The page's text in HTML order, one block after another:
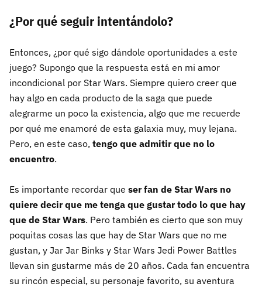
¿Por qué seguir intentándolo?
Entonces, ¿por qué sigo dándole oportunidades a este
juego? Supongo que la respuesta está en mi amor
incondicional por Star Wars. Siempre quiero creer que
hay algo en cada producto de la saga que puede
alegrarme un poco la existencia, algo que me recuerde
por qué me enamoré de esta galaxia muy, muy lejana.
Pero, en este caso, tengo que admitir que no lo
encuentro.
Es importante recordar que ser fan de Star Wars no
quiere decir que me tenga que gustar todo lo que hay
que de Star Wars. Pero también es cierto que son muy
poquitas cosas las que hay de Star Wars que no me
gustan, y Jar Jar Binks y Star Wars Jedi Power Battles
llevan sin gustarme más de 20 años. Cada fan encuentra
su rincón especial, su personaje favorito, su aventura